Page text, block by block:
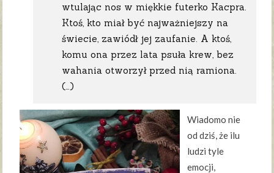
wtulając nos w miękkie futerko Kacpra.
Ktoś, kto miał być najważniejszy na
świecie, zawiódł jej zaufanie. A ktoś,
komu ona przez lata psuła krew, bez
wahania otworzył przed nią ramiona.
(…)
Wiadomo nie
od dziś, że ilu
ludzi tyle
emocji,